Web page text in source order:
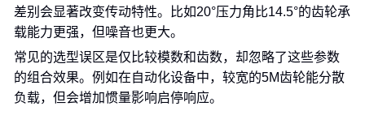
差别会显著改变传动特性。比如20°压力角比14.5°的齿轮承
载能力更强，但噪音也更大。
常见的选型误区是仅比较模数和齿数，却忽略了这些参数
的组合效果。例如在自动化设备中，较宽的5M齿轮能分散
负载，但会增加惯量影响启停响应。